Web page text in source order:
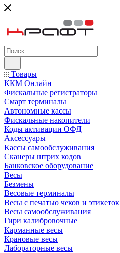
Товары
ККМ Онлайн
Фискальные регистраторы
Смарт терминалы
Автономные кассы
Фискальные накопители
Коды активации ОФД
Аксессуары
Кассы самообслуживания
Сканеры штрих кодов
Банковское оборудование
Весы
Безмены
Весовые терминалы
Весы с печатью чеков и этикеток
Весы самообслуживания
Гири калибровочные
Карманные весы
Крановые весы
Лабораторные весы